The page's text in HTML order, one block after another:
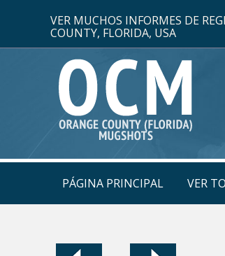
VER MUCHOS INFORMES DE
COUNTY, FLORIDA, USA
PÁGINA PRINCIPAL VER